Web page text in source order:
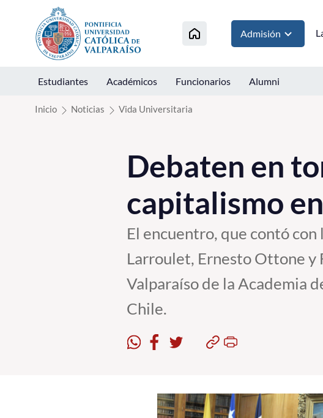
Click acá para ir directamente al contenido
Admisión
Estudiantes Académicos Funcionarios Alumni
Inicio Noticias Vida Universitaria
Debaten en
capitalismo
El encuentro, que contó
Larroulet, Ernesto Ottone y
Valparaíso de la Academia
Chile.